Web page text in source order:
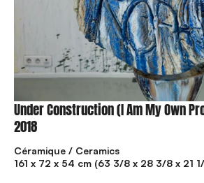
Under Construction (I Am My Own
2018
Céramique / Ceramics
161 x 72 x 54 cm (63 3/8 x 28 3/8 x 21